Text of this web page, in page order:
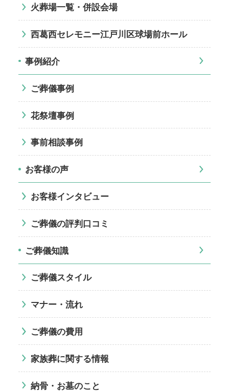
火葬場一覧・併設会場
西葛西セレモニー江戸川区球場前ホール
事例紹介
ご葬儀事例
花祭壇事例
事前相談事例
お客様の声
お客様インタビュー
ご葬儀の評判口コミ
ご葬儀知識
ご葬儀スタイル
マナー・流れ
ご葬儀の費用
家族葬に関する情報
納骨・お墓のこと